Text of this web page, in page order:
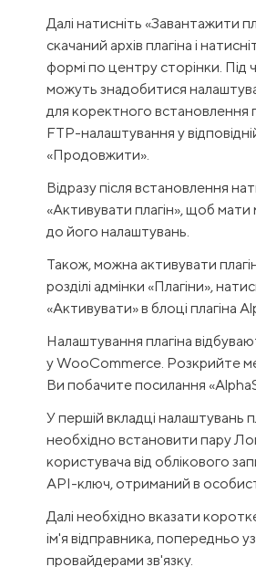
Далі натисніть «Завантажити
скачаний архів плагіна і
формі по центру сторінки. Під
можуть знадобитися
для коректного встановлення
FTP-налаштування у
«Продовжити».
Відразу після встановлення
«Активувати плагін», щоб
до його налаштувань.
Також, можна активувати
розділі адмінки «Плагіни»,
«Активувати» в блоці плагіна
Налаштування плагіна
у WooCommerce. Розкрийте
Ви побачите посилання
У першій вкладці налаштувань
необхідно встановити пару
користувача від облікового
API-ключ, отриманий в
Далі необхідно вказати
ім'я відправника, попередньо
провайдерами зв'язку.